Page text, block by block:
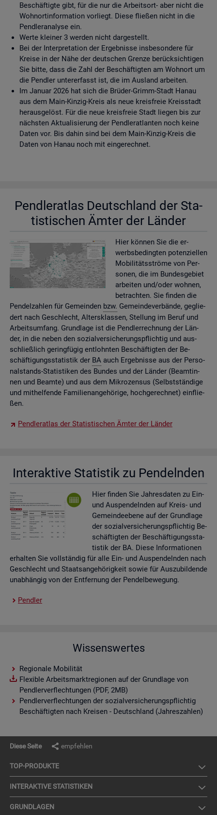
Beschäftigte gibt, für die nur die Arbeitsort- aber nicht die
Wohnortinformation vorliegt. Diese fließen nicht in die
Pendleranalyse ein.
Werte kleiner 3 werden nicht dargestellt.
Bei der Interpretation der Ergebnisse insbesondere für
Kreise in der Nähe der deutschen Grenze berücksichtigen
Sie bitte, dass die Zahl der Beschäftigten am Wohnort um
die Pendler untererfasst ist, die im Ausland arbeiten.
Im Januar 2026 hat sich die Brüder-Grimm-Stadt Hanau
aus dem Main-Kinzig-Kreis als neue kreisfreie Kreisstadt
herausgelöst. Für die neue kreisfreie Stadt liegen bis zur
nächsten Aktualisierung der Pendleratlanten noch keine
Daten vor. Bis dahin sind bei dem Main-Kinzig-Kreis die
Daten von Hanau noch mit eingerechnet.
Pend­ler­at­las Deutsch­land der Sta­
tis­ti­schen Ämter der Län­der
Hier kön­nen Sie die er­
werbs­be­ding­ten po­ten­zi­el­len
Mo­bi­li­täts­strö­me von Per­
so­nen, die im Bun­des­ge­biet
ar­bei­ten und/oder woh­nen,
be­trach­ten. Sie fin­den die
Pen­del­zah­len für Ge­mein­den bzw. Ge­mein­de­ver­bän­de, ge­glie­
dert nach Ge­schlecht, Al­ters­klas­sen, Stel­lung im Beruf und
Ar­beits­um­fang. Grund­la­ge ist die Pend­ler­rech­nung der Län­
der, in die neben den so­zi­al­ver­si­che­rungs­pflich­tig und aus­
schlie­ß­lich ge­ring­fü­gig ent­lohn­ten Be­schäf­tig­ten der Be­
schäf­ti­gungs­sta­tis­tik der BA auch Er­geb­nis­se aus der Per­so­
nal­stands-Sta­tis­ti­ken des Bun­des und der Län­der (Be­am­tin­
nen und Be­am­te) und aus dem Mi­kro­zen­sus (Selbst­stän­di­ge
und mit­hel­fen­de Fa­mi­li­en­an­ge­hö­ri­ge, hoch­ge­rech­net) ein­flie­
ßen.
Pend­ler­at­las der Sta­tis­ti­schen Ämter der Län­der
In­ter­ak­ti­ve Sta­tis­tik zu Pen­deln­den
Hier fin­den Sie Jah­res­da­ten zu Ein-
und Aus­pen­deln­den auf Kreis- und
Ge­mein­de­ebe­ne auf der Grund­la­ge
der so­zi­al­ver­si­che­rungs­pflich­tig Be­
schäf­tig­ten der Be­schäf­ti­gungs­sta­
tis­tik der BA. Diese In­for­ma­tio­nen
er­hal­ten Sie voll­stän­dig für alle Ein- und Aus­pen­deln­den nach
Ge­schlecht und Staats­an­ge­hö­rig­keit sowie für Aus­zu­bil­den­de
un­ab­hän­gig von der Ent­fer­nung der Pen­del­be­we­gung.
Pend­ler
Wissenswertes
Regionale Mobilität
Flexible Arbeitsmarktregionen auf der Grundlage von
Pendlerverflechtungen (PDF, 2MB)
Pendlerverflechtungen der sozialversicherungspflichtig
Beschäftigten nach Kreisen - Deutschland (Jahreszahlen)
Diese Seite empfehlen
TOP-PRO­DUK­TE
IN­TER­AK­TI­VE STA­TIS­TI­KEN
GRUND­LA­GEN